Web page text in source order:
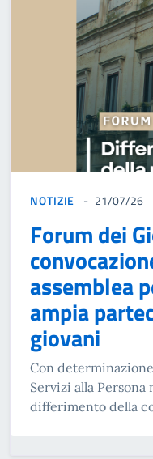
NOTIZIE 21/07/26
Forum dei
assemblea
ampia
giovani
Con
Servizi alla
differimento della